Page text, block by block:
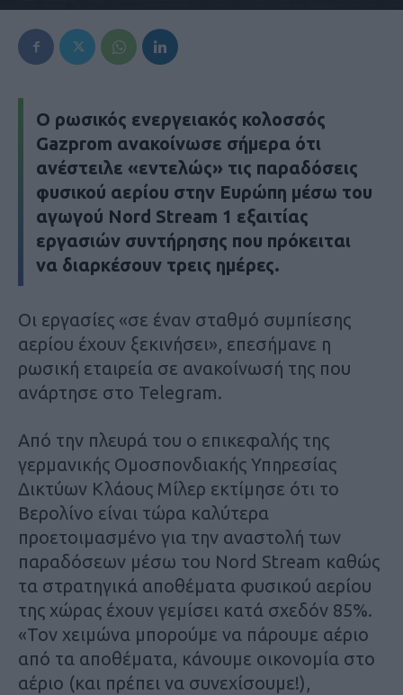
Ο ρωσικός ενεργειακός κολοσσός
Gazprom ανακοίνωσε σήμερα ότι
ανέστειλε «εντελώς» τις παραδόσεις
φυσικού αερίου στην Ευρώπη μέσω του
αγωγού Nord Stream 1 εξαιτίας
εργασιών συντήρησης που πρόκειται
να διαρκέσουν τρεις ημέρες.
Οι εργασίες «σε έναν σταθμό συμπίεσης
αερίου έχουν ξεκινήσει», επεσήμανε η
ρωσική εταιρεία σε ανακοίνωσή της που
ανάρτησε στο Telegram.
Από την πλευρά του ο επικεφαλής της
γερμανικής Ομοσπονδιακής Υπηρεσίας
Δικτύων Κλάους Μίλερ εκτίμησε ότι το
Βερολίνο είναι τώρα καλύτερα
προετοιμασμένο για την αναστολή των
παραδόσεων μέσω του Nord Stream καθώς
τα στρατηγικά αποθέματα φυσικού αερίου
της χώρας έχουν γεμίσει κατά σχεδόν 85%.
«Τον χειμώνα μπορούμε να πάρουμε αέριο
από τα αποθέματα, κάνουμε οικονομία στο
αέριο (και πρέπει να συνεχίσουμε!),